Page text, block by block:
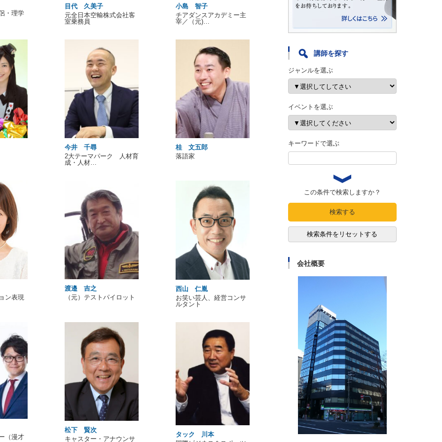
・理学
目代 久美子
元全日本空輸株式会社客
室乗務員
小島 智子
チアダンスアカデミー主
宰／（元)…
今井 千尋
2大テーマパーク 人材育
成・人材…
桂 文五郎
落語家
ン表現
渡邉 吉之
（元）テストパイロット
西山 仁胤
お笑い芸人、経営コンサ
ルタント
（漫才
松下 賢次
キャスター・アナウンサ
タック 川本
講師を探す
ジャンルを選ぶ
イベントを選ぶ
キーワードで選ぶ
この条件で検索しますか？
検索する
検索条件をリセットする
会社概要